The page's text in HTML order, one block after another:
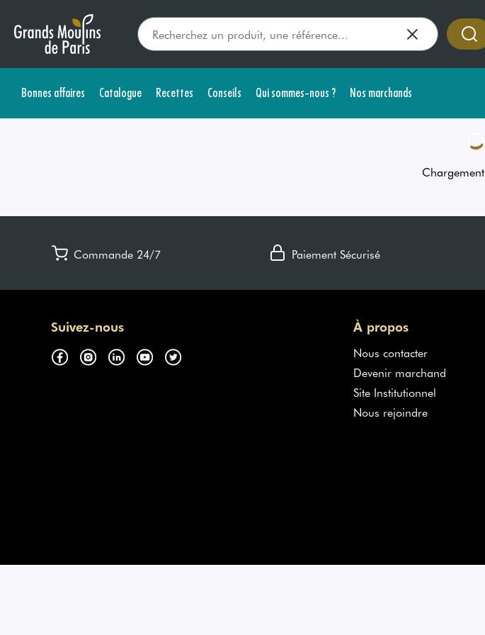
Bonnes affaires Catalogue Recettes Conseils Qui sommes-nous ? Nos marchands
Commande 24/7 Paiement Sécurisé
Suivez-nous À propos
Nous contacter
Devenir marchand
Site Institutionnel
Nous rejoindre